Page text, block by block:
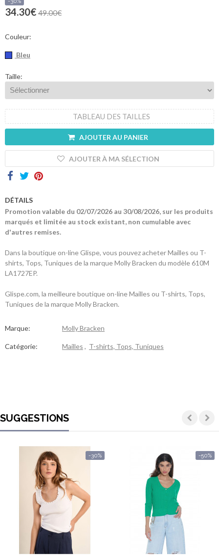
34.30€ 49.00€
Couleur:
Bleu
Taille:
TABLEAU DES TAILLES
AJOUTER AU PANIER
AJOUTER À MA SÉLECTION
DÉTAILS
Promotion valable du 02/07/2026 au 30/08/2026, sur les produits
marqués et limitée au stock existant, non cumulable avec
d'autres remises.
Dans la boutique on-line Glispe, vous pouvez acheter Mailles ou T-
shirts, Tops, Tuniques de la marque Molly Bracken du modèle 610M
LA1727EP.
Glispe.com, la meilleure boutique on-line Mailles ou T-shirts, Tops,
Tuniques de la marque Molly Bracken.
Marque: Molly Bracken
Catégorie: Mailles , T-shirts, Tops, Tuniques
SUGGESTIONS
-30% -50%